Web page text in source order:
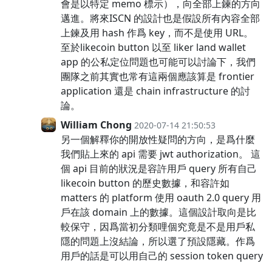
會是以特定 memo 標示），向全部上鍊的方向
邁進。將來ISCN 的設計也是假設所有內容全部
上鍊及用 hash 作爲 key，而不是使用 URL。
至於likecoin button 以至 liker land wallet
app 的公私定位問題也可能可以討論下，我們
團隊之前其實也常有這兩個應該算是 frontier
application 還是 chain infrastructure 的討
論。
William Chong 2020-07-14 21:50:53
另一個解釋你的開放性疑問的方向，是爲什麼
我們貼上來的 api 需要 jwt authorization。 這
個 api 目前的狀況是容許用戶 query 所有自己
likecoin button 的歷史數據，和容許如
matters 的 platform 使用 oauth 2.0 query 用
戶在該 domain 上的數據。這個設計取向是比
較保守，因爲當初分類哩個究竟是不是用戶私
隱的問題上沒結論，所以選了預設隱藏。作爲
用戶的話是可以用自己的 session token query